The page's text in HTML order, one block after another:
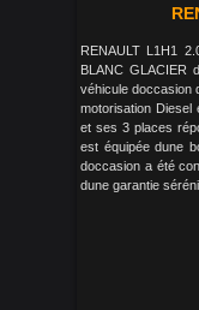
RENAULT L1H1
BLANC GLACIER
véhicule doccasion
motorisation
et ses 3 places
est équipée dune
doccasion a été
dune garantie